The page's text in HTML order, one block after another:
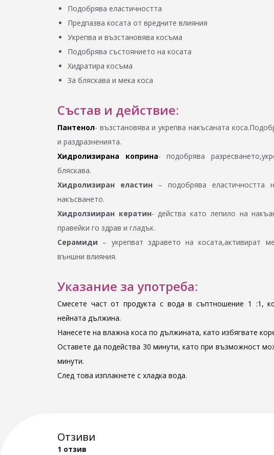
Подобрява еластичността
Предпазва косата от вредните влияния
Укрепва и възстановява косъма
Подобрява състоянието на косата
Хидратира косъма
За бляскава и мека коса
Състав и действие:
Пантенол- възстановява и укрепва накъсаната
и раздразненията.
Хидролизирана коприна- подобрява
бляскава.
Хидролизиран еластин – подобрява еластичността
накъсването.
Хидролзииран кератин- действа като лепило на
правейки го здрав и гладък.
Серамиди – укрепват здравето на косата,активират
външни влияния.
Указание за употреба:
Смесете част от продукта с вода в съптношение 1 :1,
нейната дължина.
Нанесете на влажна коса по дължината, като избягвате
Оставете да подейства 30 минути, като при възможност
минути.
След това изплакнете с хладка вода.
Отзиви
1 отзив